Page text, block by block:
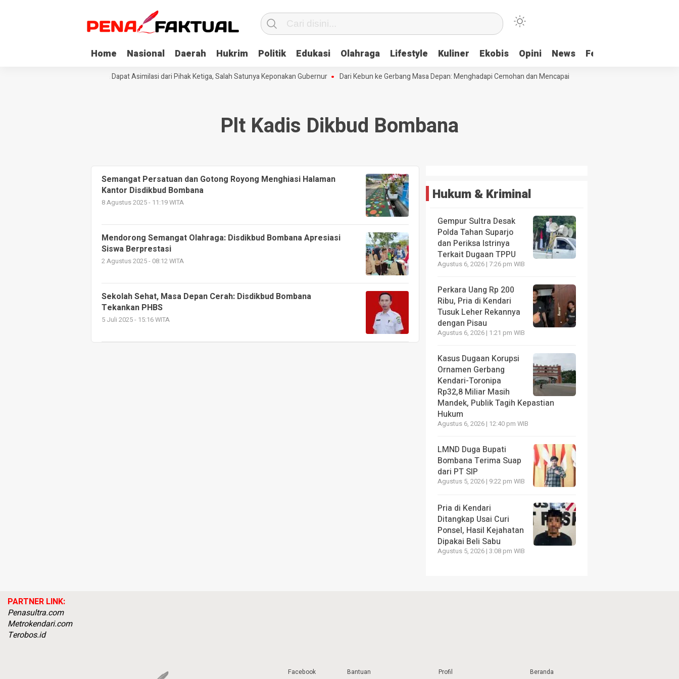
Home Nasional Daerah Hukrim Politik Edukasi Olahraga Lifestyle Kuliner Ekobis Opini News Feature
Tiga Napi Korupsi di Sultra Dapat Asimilasi dari Pihak Ketiga, Salah Satunya Keponakan Gubernur Dari Kebun ke Gerbang Masa Depan: Menghadapi Cemohan dan Mencapai Impian
Plt Kadis Dikbud Bombana
Semangat Persatuan dan Gotong Royong Menghiasi Halaman
Kantor Disdikbud Bombana
8 Agustus 2025 - 11:19 WITA
Mendorong Semangat Olahraga: Disdikbud Bombana Apresiasi
Siswa Berprestasi
2 Agustus 2025 - 08:12 WITA
Sekolah Sehat, Masa Depan Cerah: Disdikbud Bombana
Tekankan PHBS
5 Juli 2025 - 15:16 WITA
Hukum & Kriminal
Gempur Sultra Desak
Polda Tahan Suparjo
dan Periksa Istrinya
Terkait Dugaan TPPU
Agustus 6, 2026 | 7:26 pm WIB
Perkara Uang Rp 200
Ribu, Pria di Kendari
Tusuk Leher Rekannya
dengan Pisau
Agustus 6, 2026 | 1:21 pm WIB
Kasus Dugaan Korupsi
Ornamen Gerbang
Kendari-Toronipa
Rp32,8 Miliar Masih
Mandek, Publik Tagih Kepastian
Hukum
Agustus 6, 2026 | 12:40 pm WIB
LMND Duga Bupati
Bombana Terima Suap
dari PT SIP
Agustus 5, 2026 | 9:22 pm WIB
Pria di Kendari
Ditangkap Usai Curi
Ponsel, Hasil Kejahatan
Dipakai Beli Sabu
Agustus 5, 2026 | 3:08 pm WIB
PARTNER LINK:
Penasultra.com
Metrokendari.com
Terobos.id
Facebook Bantuan Profil Beranda